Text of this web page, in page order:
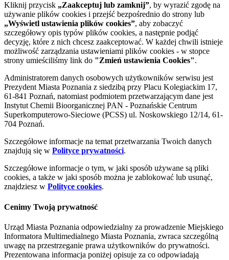
Kliknij przycisk „Zaakceptuj lub zamknij”, by wyrazić zgodę na
używanie plików cookies i przejść bezpośrednio do strony lub
„Wyświetl ustawienia plików cookies”, aby zobaczyć
szczegółowy opis typów plików cookies, a następnie podjąć
decyzję, które z nich chcesz zaakceptować. W każdej chwili istnieje
możliwość zarządzania ustawieniami plików cookies - w stopce
strony umieściliśmy link do "Zmień ustawienia Cookies".
Administratorem danych osobowych użytkowników serwisu jest
Prezydent Miasta Poznania z siedzibą przy Placu Kolegiackim 17,
61-841 Poznań, natomiast podmiotem przetwarzającym dane jest
Instytut Chemii Bioorganicznej PAN - Poznańskie Centrum
Superkomputerowo-Sieciowe (PCSS) ul. Noskowskiego 12/14, 61-
704 Poznań.
Szczegółowe informacje na temat przetwarzania Twoich danych
znajdują się w Polityce prywatności.
Szczegółowe informacje o tym, w jaki sposób używane są pliki
cookies, a także w jaki sposób można je zablokować lub usunąć,
znajdziesz w Polityce cookies.
Cenimy Twoją prywatność
Urząd Miasta Poznania odpowiedzialny za prowadzenie Miejskiego
Informatora Multimedialnego Miasta Poznania, zwraca szczególną
uwagę na przestrzeganie prawa użytkowników do prywatności.
Prezentowana informacja poniżej opisuje za co odpowiadają